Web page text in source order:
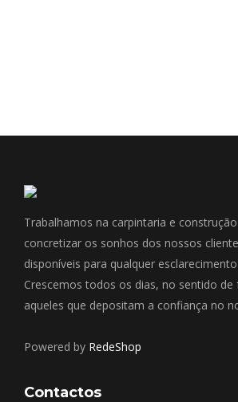
Trabalhamos na carpintaria e
concretizar os sonhos dos nossos
disponíveis para qualquer
Crescemos todos os dias, no sentido de
aqueles que depositam a confiança no
Powered by RedeShop
Contactos